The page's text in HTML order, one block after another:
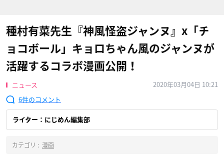
種村有菜先生『神風怪盗ジャンヌ』x「チ
ョコボール」キョロちゃん風のジャンヌが
活躍するコラボ漫画公開！
ニュース
2020年03月04日 10:21
6
ライター：にじめん編集部
カテゴリ : 漫画